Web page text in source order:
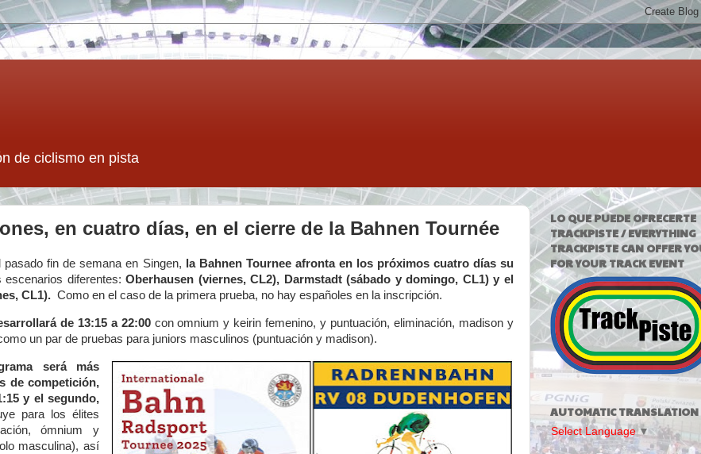
de ciclismo en pista
en cuatro días, en el cierre de la Bahnen Tournée
fin de semana en Singen,
la Bahnen Tournee afronta en los próximos cuatro días su
escenarios diferentes:Oberhausen (viernes, CL2), Darmstadt (sábado y domingo, CL1) y el
CL1). Como en el caso de la primera prueba, no hay españoles en la inscripción.
de 13:15 a 22:00con omnium y keirin femenino, y puntuación, eliminación, madison y
un par de pruebas para juniors masculinos (puntuación y madison).
será más
de competición,
y el segundo,
para los élites
ómnium y
masculina), así
LO QUE PUEDE OFRECERTE
TRACKPISTE / EVERYTHING
TRACKPISTE CAN OFFER
FOR YOUR TRACK EVENT
AUTOMATIC TRANSLATION
Select Language ▼